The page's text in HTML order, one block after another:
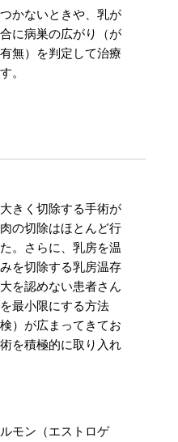
かないときや、乳が
に病巣の広がり（が
無）を判定して治療
。
きく切除する手術が
の切除はほとんど行
。さらに、乳房を温
を切除する乳房温存
を認めない患者さん
最小限にする方法
）が広まってきてお
を積極的に取り入れ
モン（エストロゲ